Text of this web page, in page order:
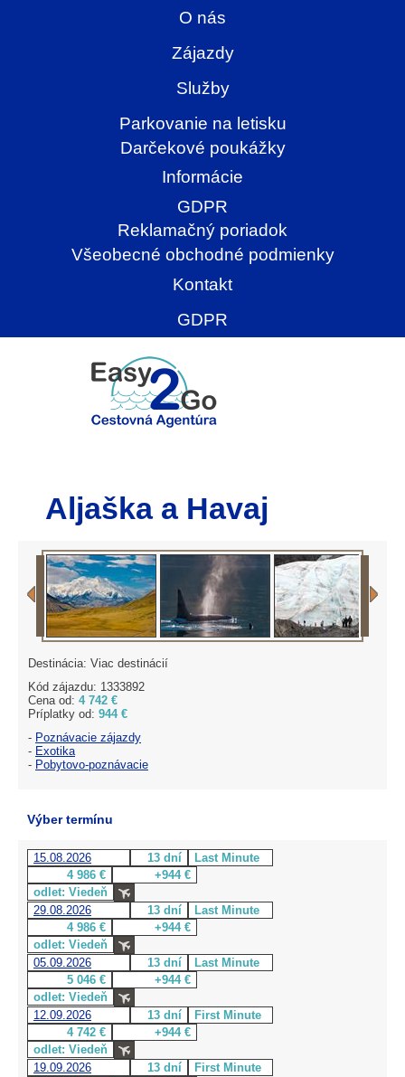
O nás
Zájazdy
Služby
Parkovanie na letisku
Darčekové poukážky
Informácie
GDPR
Reklamačný poriadok
Všeobecné obchodné podmienky
Kontakt
GDPR
Aljaška a Havaj
Destinácia: Viac destinácií
Kód zájazdu: 1333892
Cena od: 4 742 €
Príplatky od: 944 €
- Poznávacie zájazdy
- Exotika
- Pobytovo-poznávacie
Výber termínu
15.08.2026 13 dní
Last Minute
4 986 €
+944 €
odlet: Viedeň
29.08.2026
13 dní
Last Minute
4 986 €
+944 €
odlet: Viedeň
05.09.2026
13 dní
Last Minute
5 046 €
+944 €
odlet: Viedeň
12.09.2026
13 dní
First Minute
4 742 €
+944 €
odlet: Viedeň
19.09.2026
13 dní
First Minute